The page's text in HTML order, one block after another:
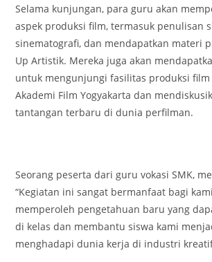
Selama kunjungan, para guru akan
aspek produksi film, termasuk penulisan
sinematografi, dan mendapatkan materi
Up Artistik. Mereka juga akan
untuk mengunjungi fasilitas produksi
Akademi Film Yogyakarta dan
tantangan terbaru di dunia perfilman.
Seorang peserta dari guru vokasi SMK,
“Kegiatan ini sangat bermanfaat bagi
memperoleh pengetahuan baru yang
di kelas dan membantu siswa kami
menghadapi dunia kerja di industri